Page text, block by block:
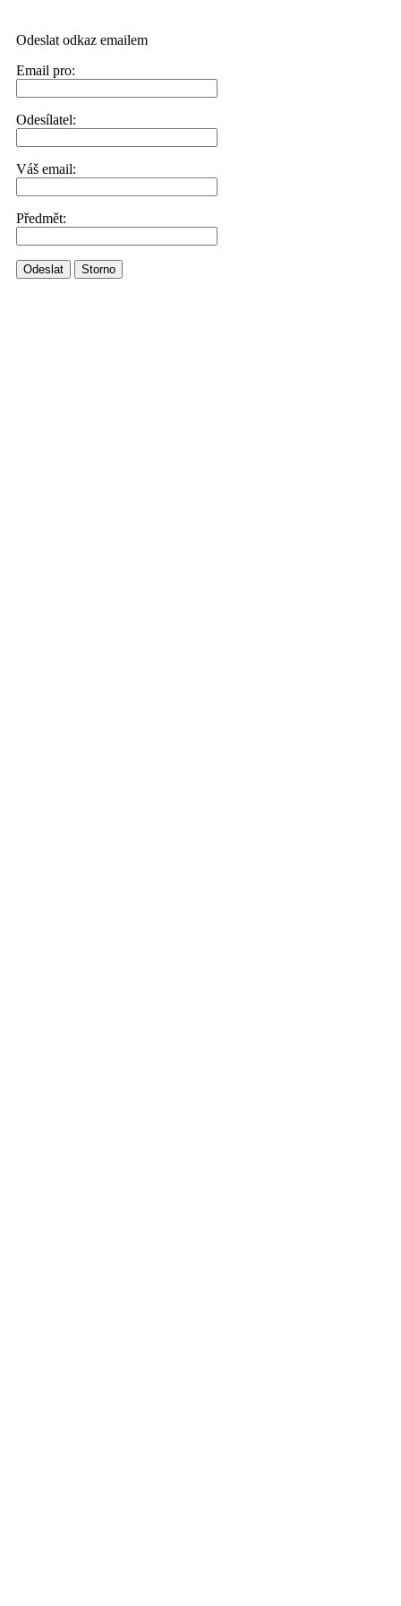
Odeslat odkaz emailem
Email pro:
Odesílatel:
Váš email:
Předmět:
Odeslat Storno